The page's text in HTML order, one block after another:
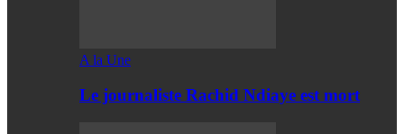
A la Une
Le journaliste Rachid Ndiaye est mort